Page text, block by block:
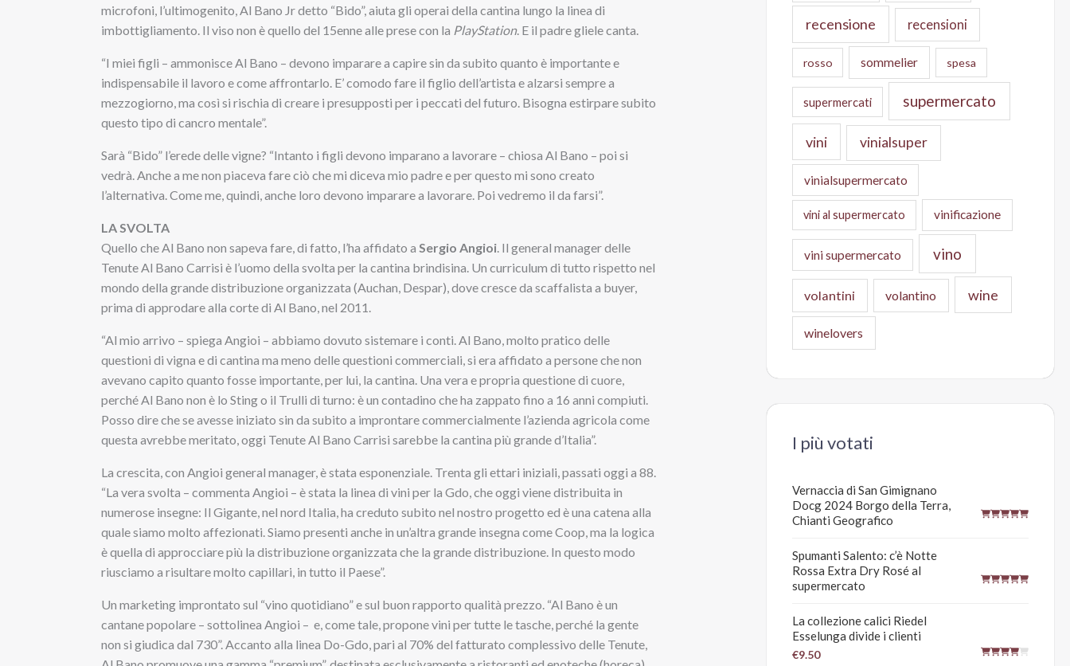
microfoni, l’ultimogenito, Al Bano Jr detto “Bido”, aiuta gli operai della cantina lungo la linea di
imbottigliamento. Il viso non è quello del 15enne alle prese con la PlayStation. E il padre gliele canta.
“I miei figli – ammonisce Al Bano – devono imparare a capire sin da subito quanto è importante e
indispensabile il lavoro e come affrontarlo. E’ comodo fare il figlio dell’artista e alzarsi sempre a
mezzogiorno, ma così si rischia di creare i presupposti per i peccati del futuro. Bisogna estirpare subito
questo tipo di cancro mentale”.
Sarà “Bido” l’erede delle vigne? “Intanto i figli devono imparano a lavorare – chiosa Al Bano – poi si
vedrà. Anche a me non piaceva fare ciò che mi diceva mio padre e per questo mi sono creato
l’alternativa. Come me, quindi, anche loro devono imparare a lavorare. Poi vedremo il da farsi”.
LA SVOLTA
Quello che Al Bano non sapeva fare, di fatto, l’ha affidato a Sergio Angioi. Il general manager delle
Tenute Al Bano Carrisi è l’uomo della svolta per la cantina brindisina. Un curriculum di tutto rispetto nel
mondo della grande distribuzione organizzata (Auchan, Despar), dove cresce da scaffalista a buyer,
prima di approdare alla corte di Al Bano, nel 2011.
“Al mio arrivo – spiega Angioi – abbiamo dovuto sistemare i conti. Al Bano, molto pratico delle
questioni di vigna e di cantina ma meno delle questioni commerciali, si era affidato a persone che non
avevano capito quanto fosse importante, per lui, la cantina. Una vera e propria questione di cuore,
perché Al Bano non è lo Sting o il Trulli di turno: è un contadino che ha zappato fino a 16 anni compiuti.
Posso dire che se avesse iniziato sin da subito a improntare commercialmente l’azienda agricola come
questa avrebbe meritato, oggi Tenute Al Bano Carrisi sarebbe la cantina più grande d’Italia”.
La crescita, con Angioi general manager, è stata esponenziale. Trenta gli ettari iniziali, passati oggi a 88.
“La vera svolta – commenta Angioi – è stata la linea di vini per la Gdo, che oggi viene distribuita in
numerose insegne: Il Gigante, nel nord Italia, ha creduto subito nel nostro progetto ed è una catena alla
quale siamo molto affezionati. Siamo presenti anche in un’altra grande insegna come Coop, ma la logica
è quella di approcciare più la distribuzione organizzata che la grande distribuzione. In questo modo
riusciamo a risultare molto capillari, in tutto il Paese”.
Un marketing improntato sul “vino quotidiano” e sul buon rapporto qualità prezzo. “Al Bano è un
cantane popolare – sottolinea Angioi – e, come tale, propone vini per tutte le tasche, perché la gente
non si giudica dal 730”. Accanto alla linea Do-Gdo, pari al 70% del fatturato complessivo delle Tenute,
recensione recensioni
rosso sommelier spesa
supermercati supermercato
vini vinialsuper
vinialsupermercato
vini al supermercato vinificazione
vini supermercato vino
volantini volantino wine
winelovers
I più votati
Vernaccia di San Gimignano
Docg 2024 Borgo della Terra,
Chianti Geografico
Spumanti Salento: c’è Notte
Rossa Extra Dry Rosé al
supermercato
La collezione calici Riedel
Esselunga divide i clienti
€9.50